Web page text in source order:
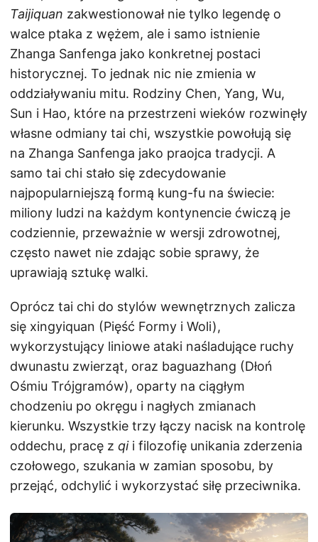
Taijiquan zakwestionował nie tylko legendę o
walce ptaka z wężem, ale i samo istnienie
Zhanga Sanfenga jako konkretnej postaci
historycznej. To jednak nic nie zmienia w
oddziaływaniu mitu. Rodziny Chen, Yang, Wu,
Sun i Hao, które na przestrzeni wieków rozwinęły
własne odmiany tai chi, wszystkie powołują się
na Zhanga Sanfenga jako praojca tradycji. A
samo tai chi stało się zdecydowanie
najpopularniejszą formą kung-fu na świecie:
miliony ludzi na każdym kontynencie ćwiczą je
codziennie, przeważnie w wersji zdrowotnej,
często nawet nie zdając sobie sprawy, że
uprawiają sztukę walki.
Oprócz tai chi do stylów wewnętrznych zalicza
się xingyiquan (Pięść Formy i Woli),
wykorzystujący liniowe ataki naśladujące ruchy
dwunastu zwierząt, oraz baguazhang (Dłoń
Ośmiu Trójgramów), oparty na ciągłym
chodzeniu po okręgu i nagłych zmianach
kierunku. Wszystkie trzy łączy nacisk na kontrolę
oddechu, pracę z qii filozofię unikania zderzenia
czołowego, szukania w zamian sposobu, by
przejąć, odchylić i wykorzystać siłę przeciwnika.